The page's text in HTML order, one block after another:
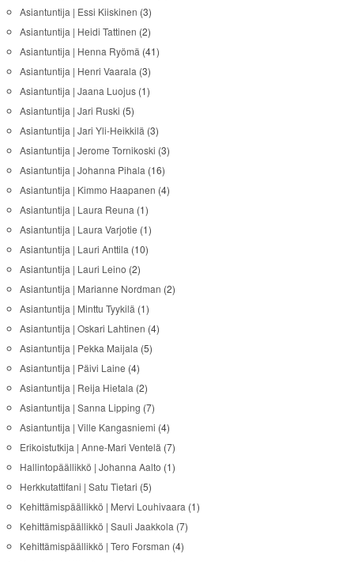
Asiantuntija | Essi Kiiskinen (3)
Asiantuntija | Heidi Tattinen (2)
Asiantuntija | Henna Ryömä (41)
Asiantuntija | Henri Vaarala (3)
Asiantuntija | Jaana Luojus(1)
Asiantuntija | Jari Ruski (5)
Asiantuntija | Jari Yli-Heikkilä (3)
Asiantuntija | Jerome Tornikoski (3)
Asiantuntija | Johanna Pihala (16)
Asiantuntija | Kimmo Haapanen (4)
Asiantuntija | Laura Reuna (1)
Asiantuntija | Laura Varjotie (1)
Asiantuntija | Lauri Anttila (10)
Asiantuntija | Lauri Leino (2)
Asiantuntija | Marianne Nordman (2)
Asiantuntija | Minttu Tyykilä (1)
Asiantuntija | Oskari Lahtinen (4)
Asiantuntija | Pekka Maijala (5)
Asiantuntija | Päivi Laine (4)
Asiantuntija | Reija Hietala (2)
Asiantuntija | Sanna Lipping (7)
Asiantuntija | Ville Kangasniemi (4)
Erikoistutkija | Anne-Mari Ventelä (7)
Hallintopäällikkö | Johanna Aalto (1)
Herkkutattifani | Satu Tietari (5)
Kehittämispäällikkö | Mervi Louhivaara (1)
Kehittämispäällikkö | Sauli Jaakkola (7)
Kehittämispäällikkö | Tero Forsman (4)